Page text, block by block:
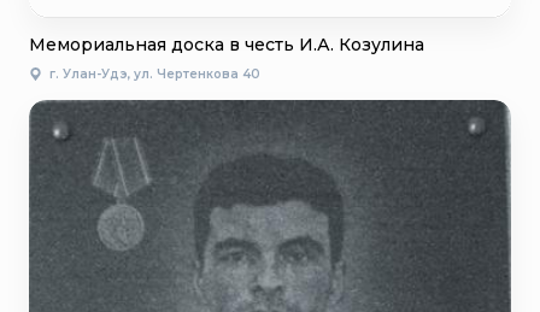
Мемориальная доска в честь И.А. Козулина
г. Улан-Удэ, ул. Чертенкова 40